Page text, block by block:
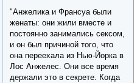
"Анжелика и Франсуа были
женаты: они жили вместе и
постоянно занимались сексом,
и он был причиной того, что
она переехала из Нью-Йорка в
Лос Анжелес. Они все время
держали это в секрете. Когда